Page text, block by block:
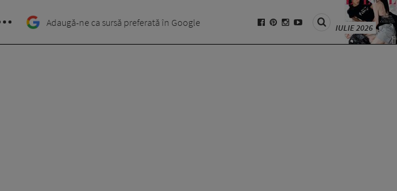
Adaugă-ne ca sursă preferată în Google IULIE 2026